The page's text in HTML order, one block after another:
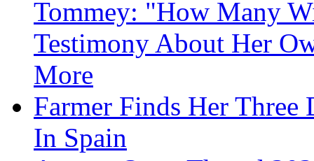
Tommey: "How Many
Testimony About Her
More
Farmer Finds Her
In Spain